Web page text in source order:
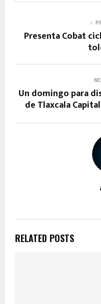
Presenta Cobat
Un domingo para
de Tlaxcala
RELATED POSTS